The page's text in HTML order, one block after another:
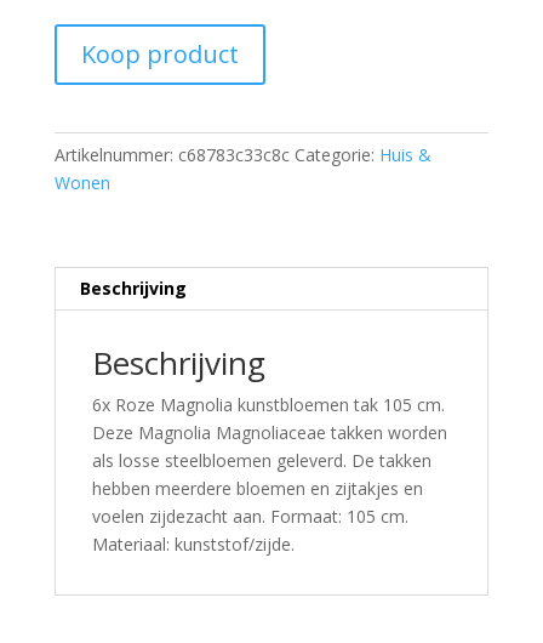
Koop product
Artikelnummer: c68783c33c8c Categorie: Huis &
Wonen
Beschrijving
Beschrijving
6x Roze Magnolia kunstbloemen tak 105 cm.
Deze Magnolia Magnoliaceae takken worden
als losse steelbloemen geleverd. De takken
hebben meerdere bloemen en zijtakjes en
voelen zijdezacht aan. Formaat: 105 cm.
Materiaal: kunststof/zijde.